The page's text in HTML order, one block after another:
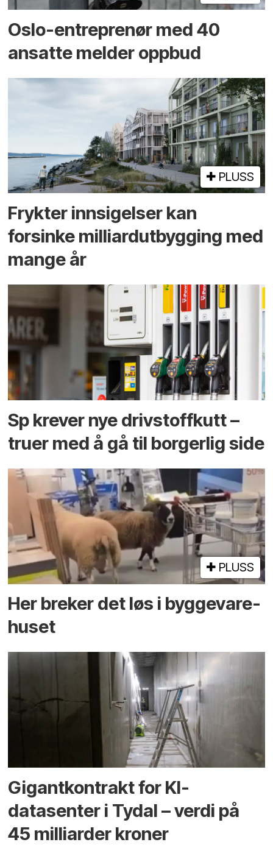
Oslo-entreprenør med 40
ansatte melder oppbud
PLUSS
Frykter innsigelser kan
forsinke milliard­utbygging med
mange år
Sp krever nye drivstoffkutt –
truer med å gå til borgerlig side
PLUSS
Her breker det løs i bygge­vare­
huset
Gigantkontrakt for KI-
datasenter i Tydal – verdi på
45 milliarder kroner